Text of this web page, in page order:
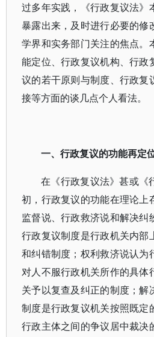
过多年实践，《行政复议法》
暴露出来，及时进行必要的修
学界和实务部门关注的焦点。
能定位、行政复议机构、行政
议的若干原则与制度、行政复
接等方面的谈几点个人看法。
一、行政复议的功能再定
在《行政复议法》甚或《
初，行政复议的功能在理论上
监督说、行政救济说和解决纠
行政复议制度是行政机关内部
和纠错制度；权利救济说认为
对人不服行政机关所作的具体
关予以复查及纠正的制度；解
制度是行政复议机关按照既定
行政主体之间的争议居中裁决